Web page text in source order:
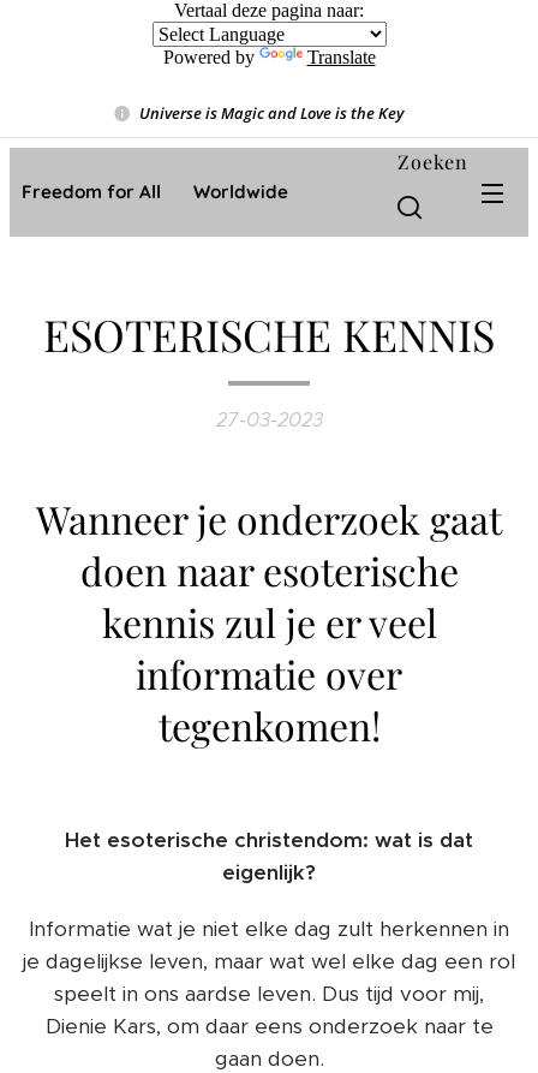
Vertaal deze pagina naar:
Powered by Translate
Universe is Magic and Love is the Key❤️
Freedom for All ❤️ Worldwide
Zoeken
ESOTERISCHE KENNIS
27-03-2023
Wanneer je onderzoek gaat
doen naar esoterische
kennis zul je er veel
informatie over
tegenkomen!
Het esoterische christendom: wat is dat
eigenlijk?
Informatie wat je niet elke dag zult herkennen in
je dagelijkse leven, maar wat wel elke dag een rol
speelt in ons aardse leven. Dus tijd voor mij,
Dienie Kars, om daar eens onderzoek naar te
gaan doen.